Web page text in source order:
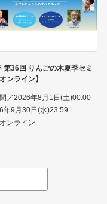
第36回 りんごの木夏季セミ
ンライン】
／2026年8月1日(土)00:00
年9月30日(水)23:59
ンライン